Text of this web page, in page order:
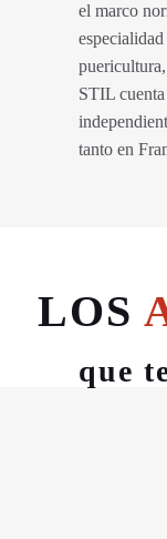
el marco
STIL
tanto en
LOS
que